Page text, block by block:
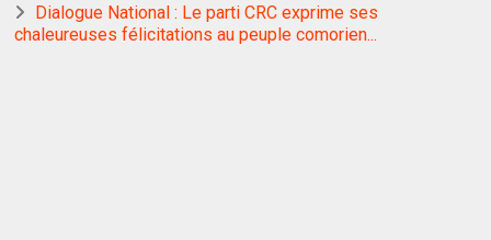
Dialogue National : Le parti CRC exprime ses
chaleureuses félicitations au peuple comorien...